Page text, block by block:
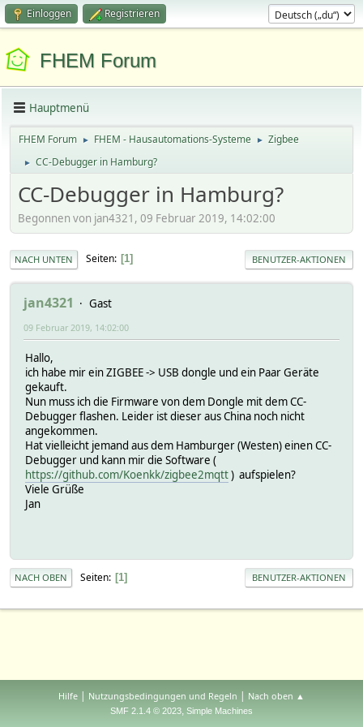
Einloggen Registrieren
FHEM Forum
Hauptmenü
FHEM Forum ► FHEM - Hausautomations-Systeme ► Zigbee
► CC-Debugger in Hamburg?
CC-Debugger in Hamburg?
Begonnen von jan4321, 09 Februar 2019, 14:02:00
NACH UNTEN Seiten 1 BENUTZER-AKTIONEN
jan4321 Gast
09 Februar 2019, 14:02:00
Hallo,
ich habe mir ein ZIGBEE -> USB dongle und ein Paar Geräte
gekauft.
Nun muss ich die Firmware von dem Dongle mit dem CC-
Debugger flashen. Leider ist dieser aus China noch nicht
angekommen.
Hat vielleicht jemand aus dem Hamburger (Westen) einen CC-
Debugger und kann mir die Software (
https://github.com/Koenkk/zigbee2mqtt) aufspielen?
Viele Grüße
Jan
NACH OBEN Seiten 1 BENUTZER-AKTIONEN
Hilfe | Nutzungsbedingungen und Regeln | Nach oben ▲
SMF 2.1.4 © 2023, Simple Machines